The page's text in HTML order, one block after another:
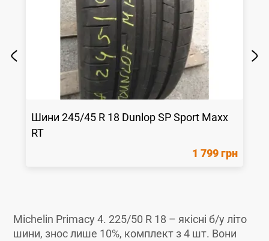
Шини245/45 R 18 Dunlop SP Sport Maxx
RT
1 799 грн
Michelin Primacy 4. 225/50 R 18 – якісні б/у літо
шини, знос лише 10%, комплект з 4 шт. Вони